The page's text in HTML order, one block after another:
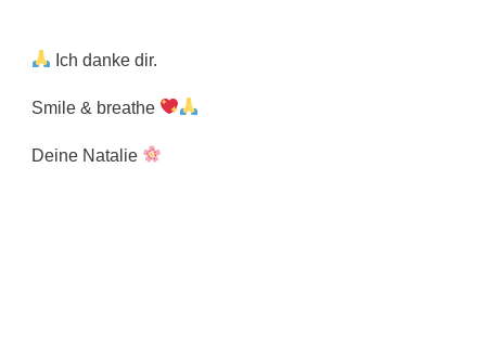
Ich danke dir.
Smile & breathe
Deine Natalie